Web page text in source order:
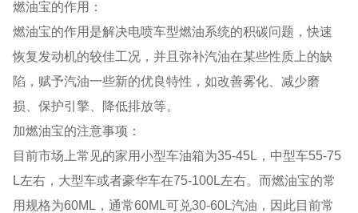
燃油宝的作用：
燃油宝的作用是解决电喷车型燃油系统的积碳问题，快速
恢复发动机的较佳工况，并且弥补汽油在某些性质上的缺
陷，赋予汽油一些新的优良特性，如改善雾化、减少磨
损、保护引擎、降低排放等。
加燃油宝的注意事项：
目前市场上常见的家用小型车油箱为35-45L，中型车55-75
L左右，大型车或者豪华车在75-100L左右。而燃油宝的常
用规格为60ML，通常60ML可兑30-60L汽油，因此目前常